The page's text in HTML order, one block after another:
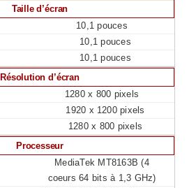
Taille d’écran
10,1 pouces
10,1 pouces
10,1 pouces
Résolution d’écran
1280 x 800 pixels
1920 x 1200 pixels
1280 x 800 pixels
Processeur
MediaTek MT8163B (4
coeurs 64 bits à 1,3 GHz)